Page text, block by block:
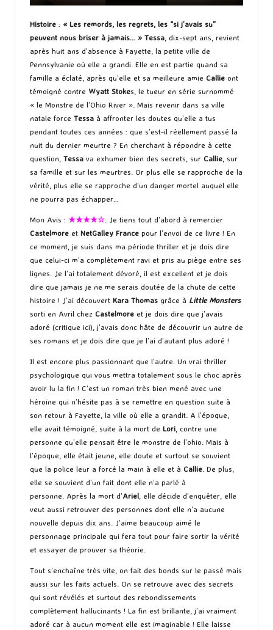
Histoire : « Les remords, les regrets, les “si j’avais su”
peuvent nous briser à jamais… » Tessa, dix-sept ans, revient
après huit ans d’absence à Fayette, la petite ville de
Pennsylvanie où elle a grandi. Elle en est partie quand sa
famille a éclaté, après qu’elle et sa meilleure amie Callie ont
témoigné contre Wyatt Stokes, le tueur en série surnommé
« le Monstre de l’Ohio River ». Mais revenir dans sa ville
natale force Tessa à affronter les doutes qu’elle a tus
pendant toutes ces années : que s’est-il réellement passé la
nuit du dernier meurtre ? En cherchant à répondre à cette
question, Tessa va exhumer bien des secrets, sur Callie, sur
sa famille et sur les meurtres. Or plus elle se rapproche de la
vérité, plus elle se rapproche d’un danger mortel auquel elle
ne pourra pas échapper…
Mon Avis : ★★★★☆. Je tiens tout d’abord à remercier
Castelmore et NetGalley France pour l’envoi de ce livre ! En
ce moment, je suis dans ma période thriller et je dois dire
que celui-ci m’a complètement ravi et pris au piège entre ses
lignes. Je l’ai totalement dévoré, il est excellent et je dois
dire que jamais je ne me serais doutée de la chute de cette
histoire ! J’ai découvert Kara Thomas grâce à Little Monsters
sorti en Avril chez Castelmore et je dois dire que j’avais
adoré (critique ici), j’avais donc hâte de découvrir un autre de
ses romans et je dois dire que je l’ai d’autant plus adoré !
Il est encore plus passionnant que l’autre. Un vrai thriller
psychologique qui vous mettra totalement sous le choc après
avoir lu la fin ! C’est un roman très bien mené avec une
héroïne qui n’hésite pas à se remettre en question suite à
son retour à Fayette, la ville où elle a grandit. A l’époque,
elle avait témoigné, suite à la mort de Lori, contre une
personne qu’elle pensait être le monstre de l’ohio. Mais à
l’époque, elle était jeune, elle doute et surtout se souvient
que la police leur a forcé la main à elle et à Callie. De plus,
elle se souvient d’un fait dont elle n’a parlé à
personne. Après la mort d’Ariel, elle décide d’enquêter, elle
veut aussi retrouver des personnes dont elle n’a aucune
nouvelle depuis dix ans. J’aime beaucoup aimé le
personnage principale qui fera tout pour faire sortir la vérité
et essayer de prouver sa théorie.
Tout s’enchaîne très vite, on fait des bonds sur le passé mais
aussi sur les faits actuels. On se retrouve avec des secrets
qui sont révélés et surtout des rebondissements
complètement hallucinants ! La fin est brillante, j’ai vraiment
adoré car à aucun moment elle est imaginable ! Elle laisse